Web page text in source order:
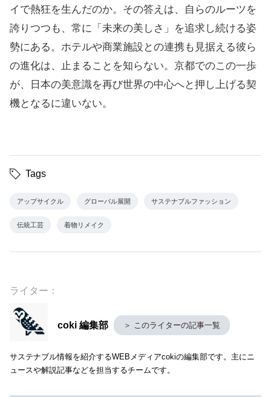
イで熱狂を生んだのか。その答えは、自らのルーツを
誇りつつも、常に「未来の美しさ」を追求し続ける姿
勢にある。ホテルや商業施設との連携も見据える彼ら
の進化は、止まることを知らない。京都でのこの一歩
が、日本の美意識を再び世界の中心へと押し上げる契
機となるに違いない。
Tags
アップサイクル グローバル展開 サステナブルファッション
伝統工芸 着物リメイク
ライター：
coki 編集部 ＞ このライターの記事一覧
サステナブル情報を紹介するWEBメディアcokiの編集部です。主にニ
ュースや解説記事などを担当するチームです。